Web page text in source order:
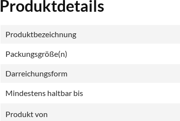
Produktdetails
Produktbezeichnung
Packungsgröße(n)
Darreichungsform
Mindestens haltbar bis
Produkt von